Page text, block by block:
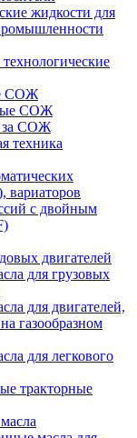
жидкости для
СОЖ
СОЖ
за СОЖ
техника
вариаторов
с двойным
двигателей
для грузовых
для двигателей,
газообразном
для легкового
тракторные